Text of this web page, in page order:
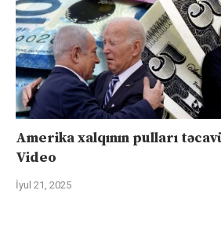
Amerika xalqının pulları
Video
İyul 21, 2025